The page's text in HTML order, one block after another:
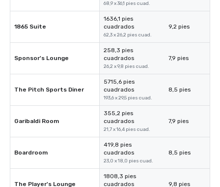
68,9 x 36,1 pies cuad.
1865 Suite
1636,1 pies
cuadrados
62,3 x 26,2 pies cuad.
9,2 pies
Sponsor's Lounge
258,3 pies
cuadrados
26,2 x 9,8 pies cuad.
7,9 pies
The Pitch Sports Diner
5715,6 pies
cuadrados
193,6 x 29,5 pies cuad.
8,5 pies
Garibaldi Room
355,2 pies
cuadrados
21,7 x 16,4 pies cuad.
7,9 pies
Boardroom
419,8 pies
cuadrados
23,0 x 18,0 pies cuad.
8,5 pies
The Player's Lounge
1808,3 pies
cuadrados
9,8 pies